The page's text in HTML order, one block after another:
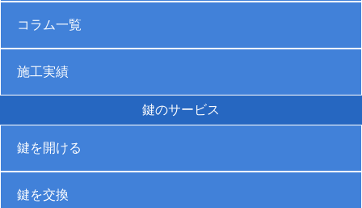
コラム一覧
施工実績
鍵のサービス
鍵を開ける
鍵を交換